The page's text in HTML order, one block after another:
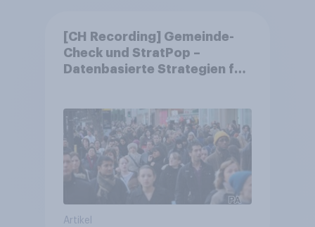
[CH Recording] Gemeinde-
Check und StratPop –
Datenbasierte Strategien für
Artikel